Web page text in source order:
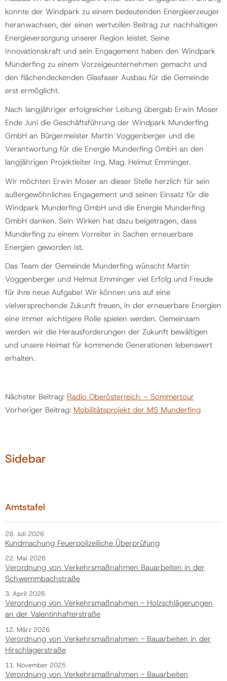
konnte der Windpark zu einem bedeutenden Energieerzeuger
heranwachsen, der einen wertvollen Beitrag zur nachhaltigen
Energieversorgung unserer Region leistet. Seine
Innovationskraft und sein Engagement haben den Windpark
Munderfing zu einem Vorzeigeunternehmen gemacht und
den flächendeckenden Glasfaser Ausbau für die Gemeinde
erst ermöglicht.
Nach langjähriger erfolgreicher Leitung übergab Erwin Moser
Ende Juni die Geschäftsführung der Windpark Munderfing
GmbH an Bürgermeister Martin Voggenberger und die
Verantwortung für die Energie Munderfing GmbH an den
langjährigen Projektleiter Ing. Mag. Helmut Emminger.
Wir möchten Erwin Moser an dieser Stelle herzlich für sein
außergewöhnliches Engagement und seinen Einsatz für die
Windpark Munderfing GmbH und die Energie Munderfing
GmbH danken. Sein Wirken hat dazu beigetragen, dass
Munderfing zu einem Vorreiter in Sachen erneuerbare
Energien geworden ist.
Das Team der Gemeinde Munderfing wünscht Martin
Voggenberger und Helmut Emminger viel Erfolg und Freude
für ihre neue Aufgabe! Wir können uns auf eine
vielversprechende Zukunft freuen, in der erneuerbare Energien
eine immer wichtigere Rolle spielen werden. Gemeinsam
werden wir die Herausforderungen der Zukunft bewältigen
und unsere Heimat für kommende Generationen lebenswert
erhalten.
Nächster Beitrag: Radio Oberösterreich – Sommertour
Vorheriger Beitrag: Mobilitätsprojekt der MS Munderfing
Sidebar
Amtstafel
28. Juli 2026
Kundmachung Feuerpolizeiliche Überprüfung
22. Mai 2026
Verordnung von Verkehrsmaßnahmen Bauarbeiten in der
Schwemmbachstraße
3. April 2026
Verordnung von Verkehrsmaßnahmen - Holzschlägerungen
an der Valentinhafterstraße
12. März 2026
Verordnung von Verkehrsmaßnahmen - Bauarbeiten in der
Hirschlagerstraße
11. November 2025
Verordnung von Verkehrsmaßnahmen - Bauarbeiten